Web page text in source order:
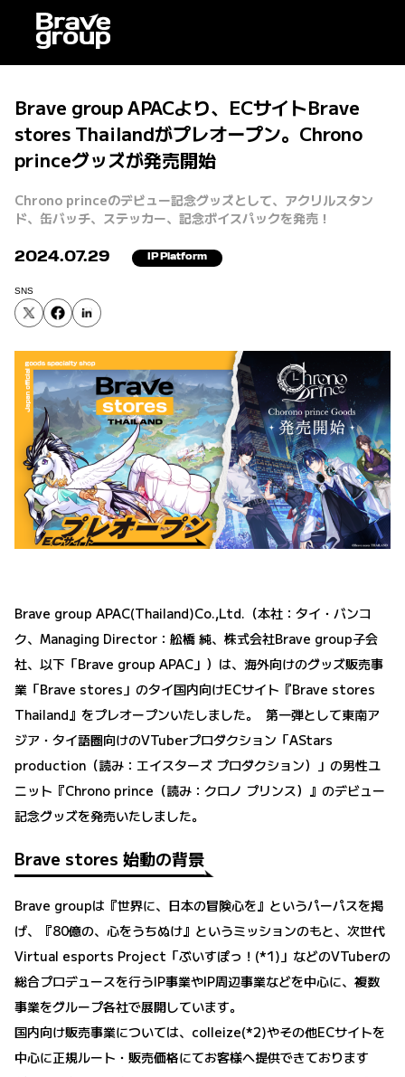
Brave group APACより、ECサイトBrave
stores Thailandがプレオープン。Chrono
princeグッズが発売開始
Chrono princeのデビュー記念グッズとして、アクリルスタン
ド、缶バッチ、ステッカー、記念ボイスパックを発売！
2024.07.29 IP Platform
SNS
Brave group APAC(Thailand)Co.,Ltd.（本社：タイ・バンコ
ク、Managing Director：舩橋 純、株式会社Brave group子会
社、以下「Brave group APAC」）は、海外向けのグッズ販売事
業「Brave stores」のタイ国内向けECサイト『Brave stores
Thailand』をプレオープンいたしました。 第一弾として東南ア
ジア・タイ語圏向けのVTuberプロダクション「AStars
production（読み：エイスターズ プロダクション）」の男性ユ
ニット『Chrono prince（読み：クロノ プリンス）』のデビュー
記念グッズを発売いたしました。
Brave stores 始動の背景
Brave groupは『世界に、日本の冒険心を』というパーパスを掲
げ、『80億の、心をうちぬけ』というミッションのもと、次世代
Virtual esports Project「ぶいすぽっ！(*1)」などのVTuberの
総合プロデュースを行うIP事業やIP周辺事業などを中心に、複数
事業をグループ各社で展開しています。
国内向け販売事業については、colleize(*2)やその他ECサイトを
中心に正規ルート・販売価格にてお客様へ提供できております